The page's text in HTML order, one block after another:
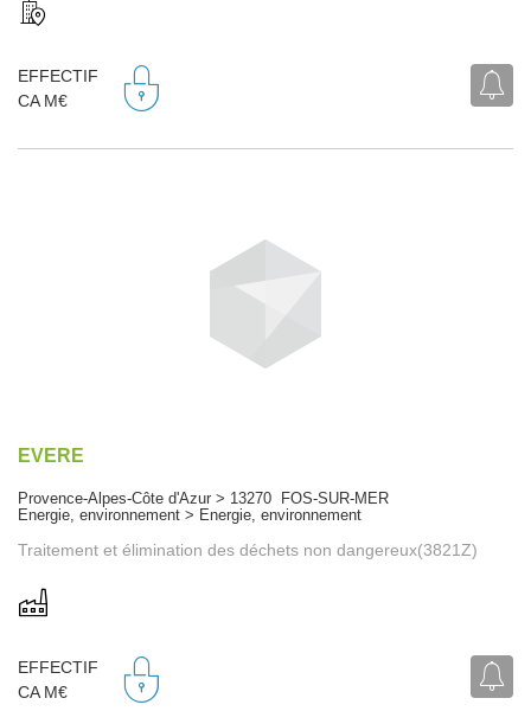
EFFECTIF
CA M€
EVERE
Provence-Alpes-Côte d'Azur > 13270 FOS-SUR-MER
Energie, environnement > Energie, environnement
Traitement et élimination des déchets non dangereux(3821Z)
EFFECTIF
CA M€